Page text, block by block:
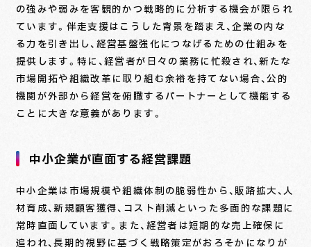
の強みや弱みを客観的かつ戦略的に分析する機会が限られ
ています。伴走支援はこうした背景を踏まえ、企業の内な
る力を引き出し、経営基盤強化につなげるための仕組みを
提供します。特に、経営者が日々の業務に忙殺され、新たな
市場開拓や組織改革に取り組む余裕を持てない場合、公的
機関が外部から経営を俯瞰するパートナーとして機能する
ことに大きな意義があります。
中小企業が直面する経営課題
中小企業は市場規模や組織体制の脆弱性から、販路拡大、人
材育成、新規顧客獲得、コスト削減といった多面的な課題に
常時直面しています。また、経営者は短期的な売上確保に
追われ、長期的視野に基づく戦略策定がおろそかになりが